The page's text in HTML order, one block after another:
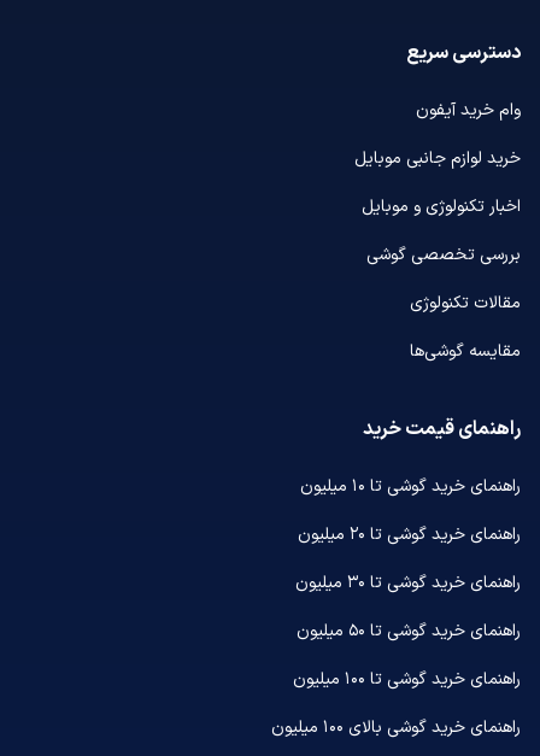
دسترسی سریع
وام خرید آیفون
خرید لوازم جانبی موبایل
اخبار تکنولوژی و موبایل
بررسی تخصصی گوشی
مقالات تکنولوژی
مقایسه گوشی‌ها
راهنمای قیمت خرید
راهنمای خرید گوشی تا ۱۰ میلیون
راهنمای خرید گوشی تا ۲۰ میلیون
راهنمای خرید گوشی تا ۳۰ میلیون
راهنمای خرید گوشی تا ۵۰ میلیون
راهنمای خرید گوشی تا ۱۰۰ میلیون
راهنمای خرید گوشی بالای ۱۰۰ میلیون